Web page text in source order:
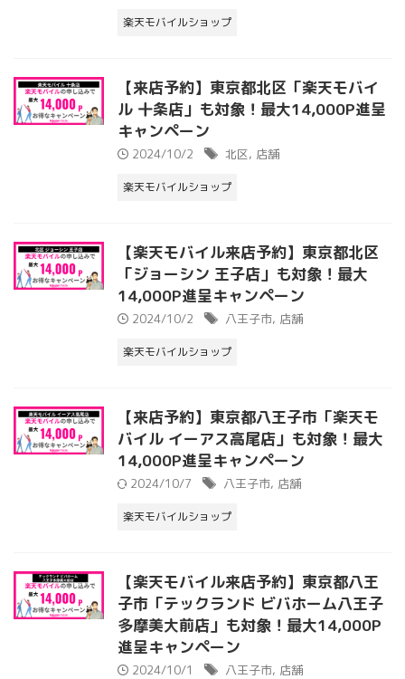
楽天モバイルショップ
【来店予約】東京都北区「楽天モバイ
ル 十条店」も対象！最大14,000P進呈
キャンペーン
2024/10/2 北区, 店舗
楽天モバイルショップ
【楽天モバイル来店予約】東京都北区
「ジョーシン 王子店」も対象！最大
14,000P進呈キャンペーン
2024/10/2 八王子市, 店舗
楽天モバイルショップ
【来店予約】東京都八王子市「楽天モ
バイル イーアス高尾店」も対象！最大
14,000P進呈キャンペーン
2024/10/7 八王子市, 店舗
楽天モバイルショップ
【楽天モバイル来店予約】東京都八王
子市「テックランド ビバホーム八王子
多摩美大前店」も対象！最大14,000P
進呈キャンペーン
2024/10/1 八王子市, 店舗